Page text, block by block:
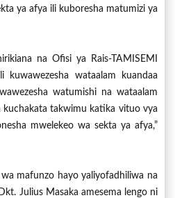
ya afya ili kuboresha matumizi ya
na Ofisi ya Rais-TAMISEMI
kuwawezesha wataalam kuandaa
watumishi na wataalam
takwimu katika vituo vya
mwelekeo wa sekta ya afya,”
mafunzo hayo yaliyofadhiliwa na
Julius Masaka amesema lengo ni